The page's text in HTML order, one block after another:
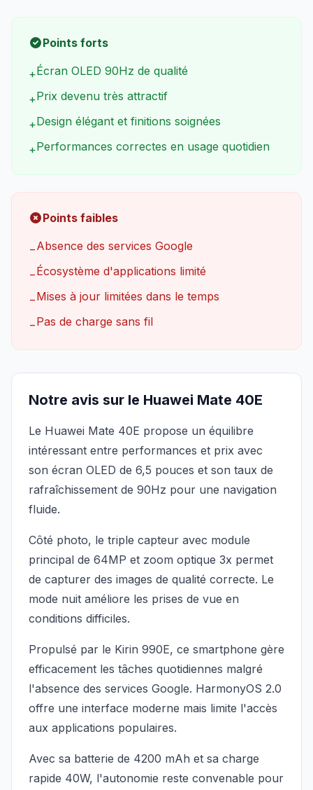
Points forts
+Écran OLED 90Hz de qualité
+Prix devenu très attractif
+Design élégant et finitions soignées
+Performances correctes en usage quotidien
Points faibles
−Absence des services Google
−Écosystème d'applications limité
−Mises à jour limitées dans le temps
−Pas de charge sans fil
Notre avis sur le Huawei Mate 40E
Le Huawei Mate 40E propose un équilibre
intéressant entre performances et prix avec
son écran OLED de 6,5 pouces et son taux de
rafraîchissement de 90Hz pour une navigation
fluide.
Côté photo, le triple capteur avec module
principal de 64MP et zoom optique 3x permet
de capturer des images de qualité correcte. Le
mode nuit améliore les prises de vue en
conditions difficiles.
Propulsé par le Kirin 990E, ce smartphone gère
efficacement les tâches quotidiennes malgré
l'absence des services Google. HarmonyOS 2.0
offre une interface moderne mais limite l'accès
aux applications populaires.
Avec sa batterie de 4200 mAh et sa charge
rapide 40W, l'autonomie reste convenable pour